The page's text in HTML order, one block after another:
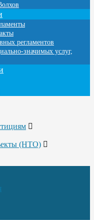
регламентов
значимых услуг,
(НТО)